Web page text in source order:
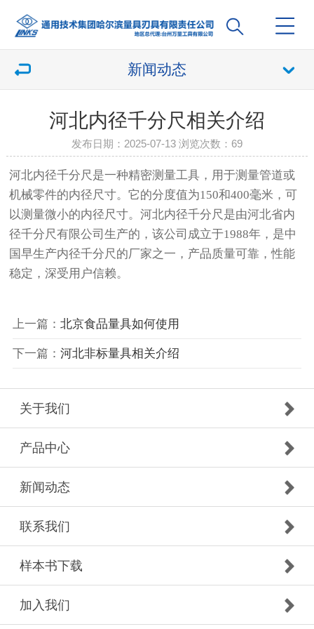
新闻动态
河北内径千分尺相关介绍
发布日期：2025-07-13 浏览次数： 69
河北内径千分尺是一种精密测量工具，用于测量管道或
机械零件的内径尺寸。它的分度值为150和400毫米，可
以测量微小的内径尺寸。河北内径千分尺是由河北省内
径千分尺有限公司生产的，该公司成立于1988年，是中
国早生产内径千分尺的厂家之一，产品质量可靠，性能
稳定，深受用户信赖。
上一篇： 北京食品量具如何使用
下一篇： 河北非标量具相关介绍
关于我们
产品中心
新闻动态
联系我们
样本书下载
加入我们